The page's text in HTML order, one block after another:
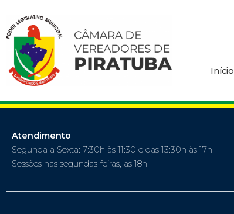
Início
Atendimento
Segunda a Sexta: 7:30h às 11:30 e das 13:30h às 17h
Sessões nas segundas-feiras, as 18h